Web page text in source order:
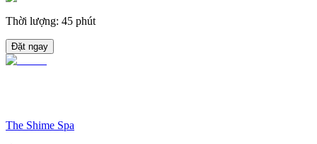
Thời lượng: 45 phút
Đặt ngay
The Shime Spa